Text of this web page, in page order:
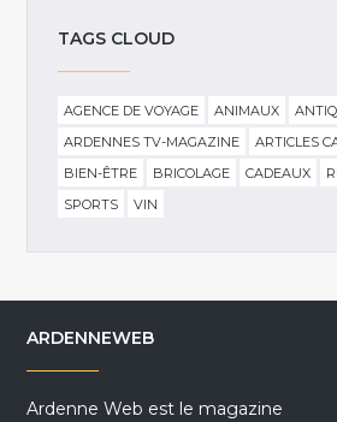
TAGS CLOUD
AGENCE DE VOYAGE ANIMAUX
ARDENNES TV-MAGAZINE
ARTICLES
BIEN-ÊTRE
BRICOLAGE CADEAUX
SPORTS
VIN
ARDENNEWEB
Ardenne Web est le magazine